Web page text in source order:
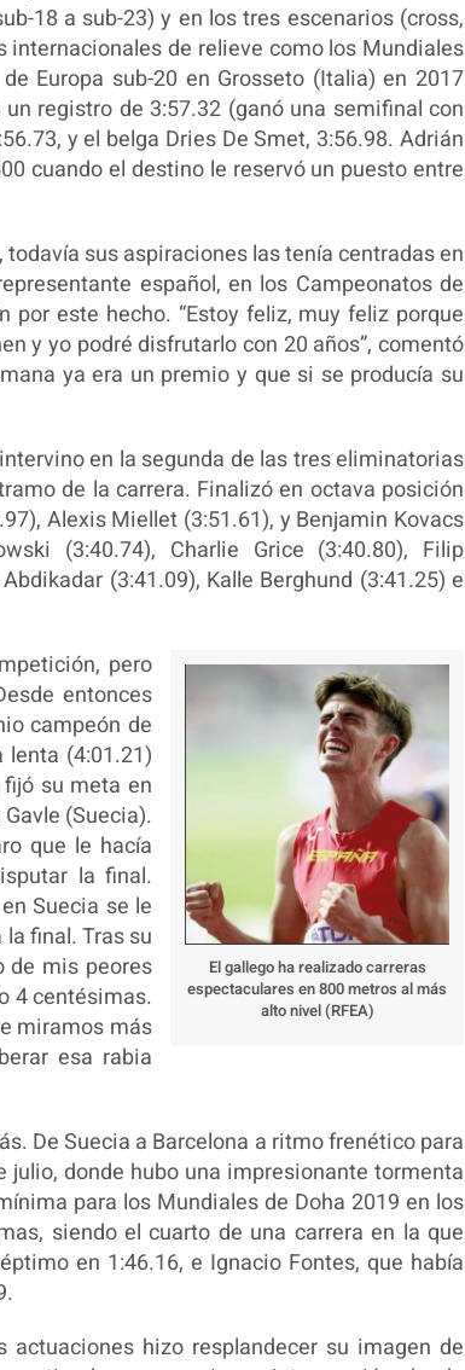
18 a sub-23) y en los tres escenarios (cross,
de relieve como los Mundiales
Europa sub-20 en Grosseto (Italia) en 2017
registro de 3:57.32 (ganó una semifinal con
y el belga Dries De Smet, 3:56.98. Adrián
cuando el destino le reservó un puesto entre
sus aspiraciones las tenía centradas en
español, en los Campeonatos de
por este hecho. “Estoy feliz, muy feliz porque
y yo podré disfrutarlo con 20 años”, comentó
ya era un premio y que si se producía su
en la segunda de las tres eliminatorias
de la carrera. Finalizó en octava posición
Alexis Miellet (3:51.61), y Benjamin Kovacs
(3:40.74), Charlie Grice (3:40.80), Filip
(3:41.09), Kalle Berghund (3:41.25) e
El gallego ha realizado carreras
espectaculares en 800 metros al más
alto nivel (RFEA)
pero
entonces
campeón de
lenta (4:01.21)
su meta en
(Suecia).
que le hacía
la final.
Suecia se le
final. Tras su
de mis peores
4 centésimas.
miramos más
esa rabia
De Suecia a Barcelona a ritmo frenético para
julio, donde hubo una impresionante tormenta
para los Mundiales de Doha 2019 en los
siendo el cuarto de una carrera en la que
en 1:46.16, e Ignacio Fontes, que había
hizo resplandecer su imagen de